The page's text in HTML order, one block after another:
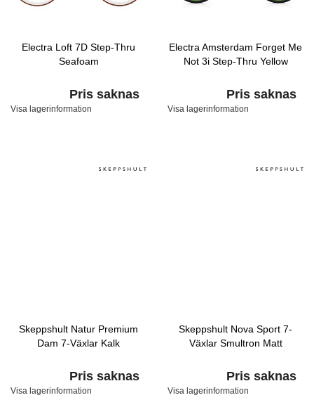
Electra Loft 7D Step-Thru
Seafoam
Pris saknas
Visa lagerinformation
Electra Amsterdam Forget Me
Not 3i Step-Thru Yellow
Pris saknas
Visa lagerinformation
Skeppshult Natur Premium
Dam 7-Växlar Kalk
Pris saknas
Visa lagerinformation
Skeppshult Nova Sport 7-
Växlar Smultron Matt
Pris saknas
Visa lagerinformation